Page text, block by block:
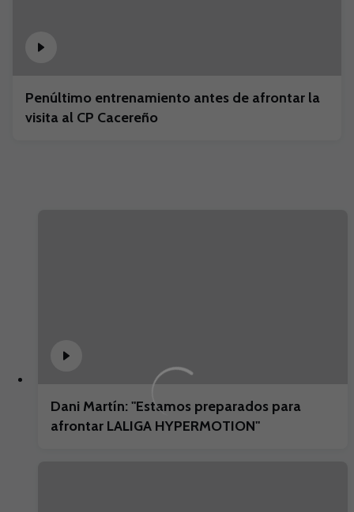
Penúltimo entrenamiento antes de afrontar la
visita al CP Cacereño
Dani Martín: "Estamos preparados para
afrontar LALIGA HYPERMOTION"